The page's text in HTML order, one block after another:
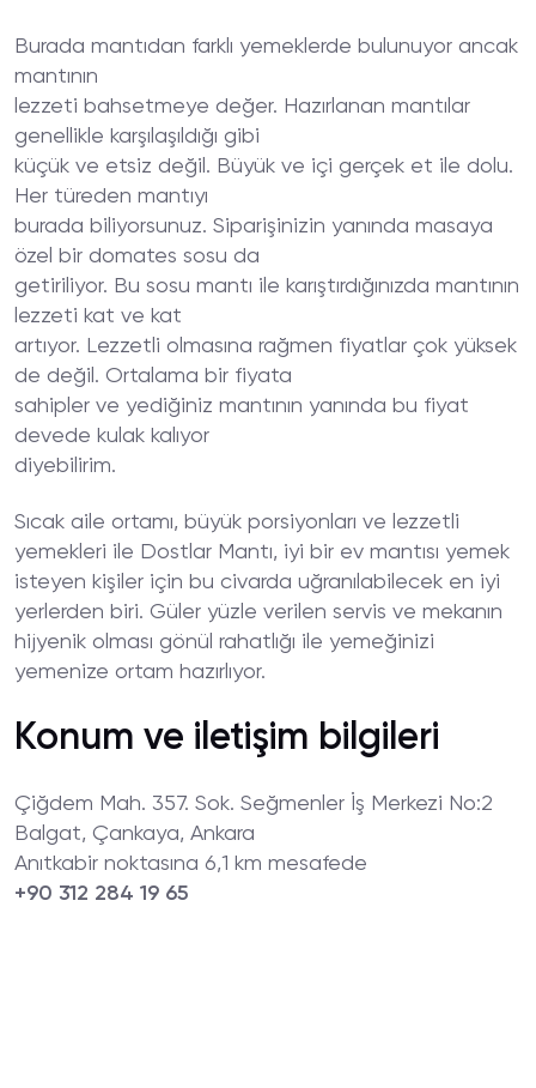
Burada mantıdan farklı yemeklerde bulunuyor ancak
mantının
lezzeti bahsetmeye değer. Hazırlanan mantılar
genellikle karşılaşıldığı gibi
küçük ve etsiz değil. Büyük ve içi gerçek et ile dolu.
Her türeden mantıyı
burada biliyorsunuz. Siparişinizin yanında masaya
özel bir domates sosu da
getiriliyor. Bu sosu mantı ile karıştırdığınızda mantının
lezzeti kat ve kat
artıyor. Lezzetli olmasına rağmen fiyatlar çok yüksek
de değil. Ortalama bir fiyata
sahipler ve yediğiniz mantının yanında bu fiyat
devede kulak kalıyor
diyebilirim.
Sıcak aile ortamı, büyük porsiyonları ve lezzetli
yemekleri ile Dostlar Mantı, iyi bir ev mantısı yemek
isteyen kişiler için bu civarda uğranılabilecek en iyi
yerlerden biri. Güler yüzle verilen servis ve mekanın
hijyenik olması gönül rahatlığı ile yemeğinizi
yemenize ortam hazırlıyor.
Konum ve iletişim bilgileri
Çiğdem Mah. 357. Sok. Seğmenler İş Merkezi No:2
Balgat, Çankaya, Ankara
Anıtkabir noktasına 6,1 km mesafede
+90 312 284 19 65